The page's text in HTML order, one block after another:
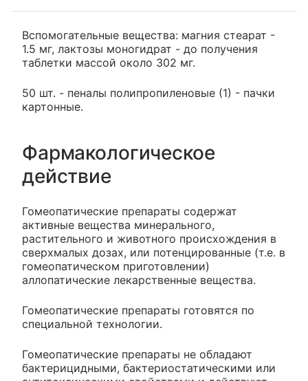
Вспомогательные вещества: магния стеарат -
1.5 мг, лактозы моногидрат - до получения
таблетки массой около 302 мг.
50 шт. - пеналы полипропиленовые (1) - пачки
картонные.
Фармакологическое
действие
Гомеопатические препараты содержат
активные вещества минерального,
растительного и животного происхождения в
сверхмалых дозах, или потенцированные (т.е. в
гомеопатическом приготовлении)
аллопатические лекарственные вещества.
Гомеопатические препараты готовятся по
специальной технологии.
Гомеопатические препараты не обладают
бактерицидными, бактериостатическими или